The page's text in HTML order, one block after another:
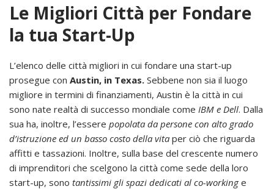
Le Migliori Città per Fondare
la tua Start-Up
L’elenco delle città migliori in cui fondare una start-up
prosegue con Austin, in Texas. Sebbene non sia il luogo
migliore in termini di finanziamenti, Austin è la città in cui
sono nate realtà di successo mondiale come IBM e Dell. Dalla
sua ha, inoltre, l’essere popolata da persone con alto grado
d’istruzione ed un basso costo della vita per ciò che riguarda
affitti e tassazioni. Inoltre, sulla base del crescente numero
di imprenditori che scelgono la città come sede della loro
start-up, sono tantissimi gli spazi dedicati al co-workinge